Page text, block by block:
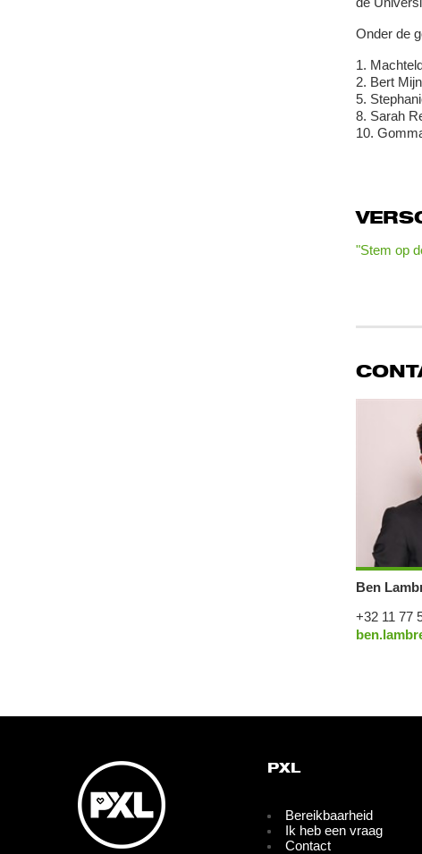
Onder de
1.
2. Bert
5.
8. Sarah
10.
"Stem op
Ben
+32 11 77
PXL
Bereikbaarheid
Ik heb een vraag
Contact